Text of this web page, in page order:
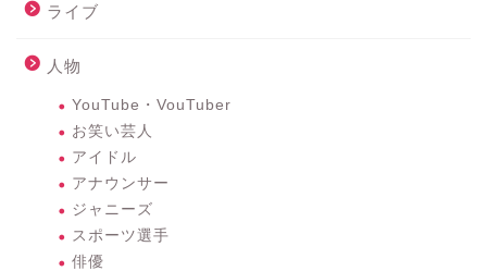
ライブ
人物
YouTube・VouTuber
お笑い芸人
アイドル
アナウンサー
ジャニーズ
スポーツ選手
俳優